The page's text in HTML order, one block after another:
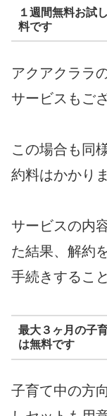
１週間無料お試
料です
アクアクララ
サービスもご
この場合も同
約料はかかり
サービスの内
た結果、解約
手続きするこ
最大３ヶ月の子
は無料です
子育て中の方